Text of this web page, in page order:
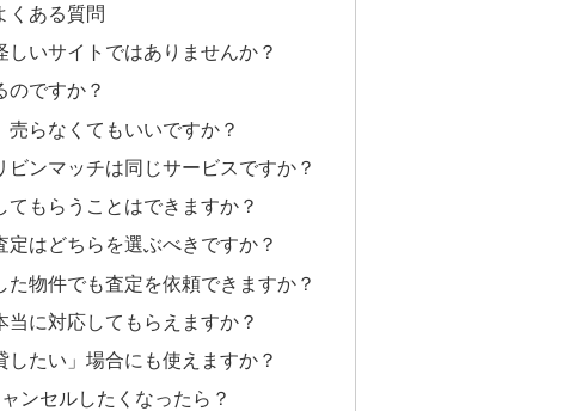
くある質問
しいサイトではありませんか？
のですか？
売らなくてもいいですか？
ビンマッチは同じサービスですか？
てもらうことはできますか？
定はどちらを選ぶべきですか？
た物件でも査定を依頼できますか？
当に対応してもらえますか？
したい」場合にも使えますか？
ンセルしたくなったら？